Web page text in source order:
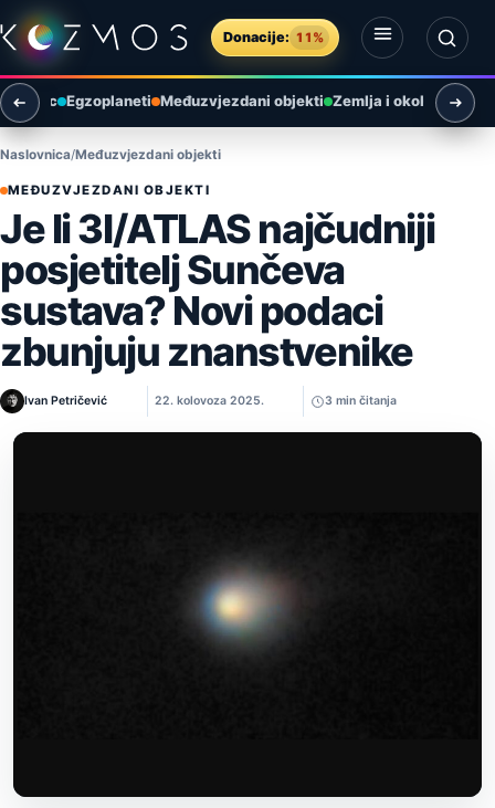
Preskoči na sadržaj
Donacije: 11%
Otvori izbornik
Otvori pretragu
Mjesec Egzoplaneti Međuzvjezdani objekti Zemlja i okoliš
Naslovnica Međuzvjezdani objekti
MEĐUZVJEZDANI OBJEKTI
Je li 3I/ATLAS najčudniji
posjetitelj Sunčeva
sustava? Novi podaci
zbunjuju znanstvenike
Ivan Petričević 22. kolovoza 2025. 3 min čitanja